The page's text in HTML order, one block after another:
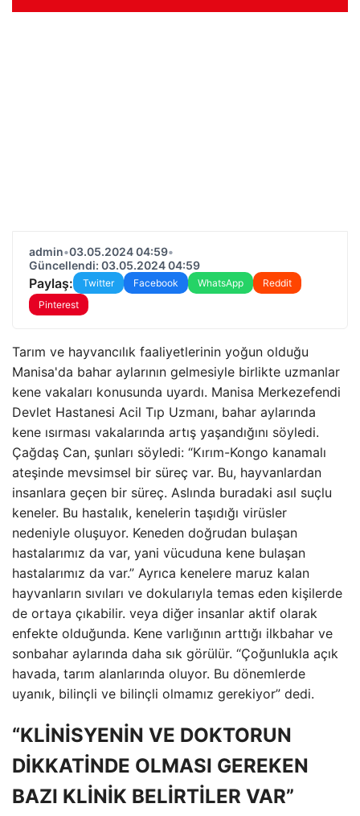
admin•03.05.2024 04:59•
Güncellendi: 03.05.2024 04:59
Paylaş: Twitter Facebook WhatsApp
Reddit
Pinterest
Tarım ve hayvancılık faaliyetlerinin yoğun olduğu
Manisa'da bahar aylarının gelmesiyle birlikte uzmanlar
kene vakaları konusunda uyardı. Manisa Merkezefendi
Devlet Hastanesi Acil Tıp Uzmanı, bahar aylarında
kene ısırması vakalarında artış yaşandığını söyledi.
Çağdaş Can, şunları söyledi: “Kırım-Kongo kanamalı
ateşinde mevsimsel bir süreç var. Bu, hayvanlardan
insanlara geçen bir süreç. Aslında buradaki asıl suçlu
keneler. Bu hastalık, kenelerin taşıdığı virüsler
nedeniyle oluşuyor. Keneden doğrudan bulaşan
hastalarımız da var, yani vücuduna kene bulaşan
hastalarımız da var.” Ayrıca kenelere maruz kalan
hayvanların sıvıları ve dokularıyla temas eden kişilerde
de ortaya çıkabilir. veya diğer insanlar aktif olarak
enfekte olduğunda. Kene varlığının arttığı ilkbahar ve
sonbahar aylarında daha sık görülür. “Çoğunlukla açık
havada, tarım alanlarında oluyor. Bu dönemlerde
uyanık, bilinçli ve bilinçli olmamız gerekiyor” dedi.
“KLİNİSYENİN VE DOKTORUN
DİKKATİNDE OLMASI GEREKEN
BAZI KLİNİK BELİRTİLER VAR”